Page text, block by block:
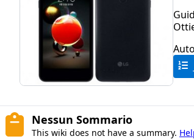
Nessun Sommario
This wiki does not have a summary.